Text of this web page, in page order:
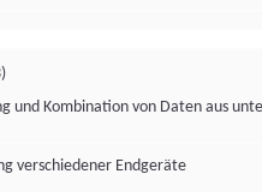
und Kombination von Daten aus
verschiedener Endgeräte